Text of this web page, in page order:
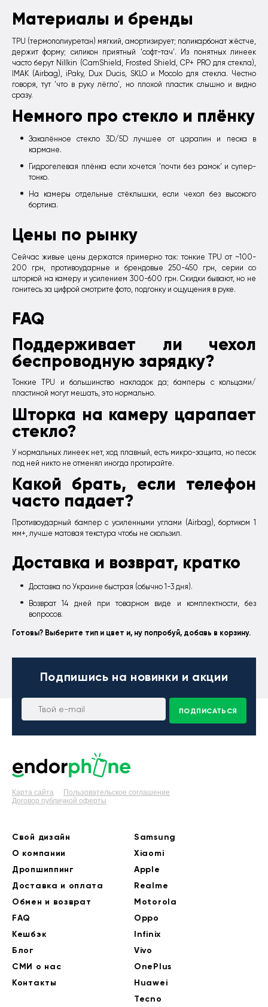
Материалы и бренды
TPU (термополиуретан) мягкий, амортизирует; поликарбонат жёстче,
держит форму; силикон приятный 'софт-тач'. Из понятных линеек
часто берут Nillkin (CamShield, Frosted Shield, CP+ PRO для стекла),
IMAK (Airbag), iPaky, Dux Ducis, SKLO и Mocolo для стекла. Честно
говоря, тут 'что в руку лёгло', но плохой пластик слышно и видно
сразу.
Немного про стекло и плёнку
Закалённое стекло 3D/5D лучшее от царапин и песка в
кармане.
Гидрогелевая плёнка если хочется 'почти без рамок' и супер-
тонко.
На камеры отдельные стёклышки, если чехол без высокого
бортика.
Цены по рынку
Сейчас живые цены держатся примерно так: тонкие TPU от ~100-
200 грн, противоударные и брендовые 250-450 грн, серии со
шторкой на камеру и усилением 300-600 грн. Скидки бывают, но не
гонитесь за цифрой смотрите фото, подгонку и ощущения в руке.
FAQ
Поддерживает ли чехол
беспроводную зарядку?
Тонкие TPU и большинство накладок да; бамперы с кольцами/
пластиной могут мешать, это нормально.
Шторка на камеру царапает
стекло?
У нормальных линеек нет, ход плавный, есть микро-защита, но песок
под ней никто не отменял иногда протирайте.
Какой брать, если телефон
часто падает?
Противоударный бампер с усиленными углами (Airbag), бортиком 1
мм+, лучше матовая текстура чтобы не скользил.
Доставка и возврат, кратко
Доставка по Украине быстрая (обычно 1-3 дня).
Возврат 14 дней при товарном виде и комплектности, без
вопросов.
Готовы? Выберите тип и цвет и, ну попробуй, добавь в корзину.
Подпишись на новинки и акции
ПОДПИСАТЬСЯ
Карта сайта
Пользовательское соглашение
Договор публичной оферты
Свой дизайн
О компании
Дропшиппинг
Доставка и оплата
Обмен и возврат
FAQ
Кешбэк
Блог
СМИ о нас
Контакты
Samsung
Xiaomi
Apple
Realme
Motorola
Oppo
Infinix
Vivo
OnePlus
Huawei
Tecno